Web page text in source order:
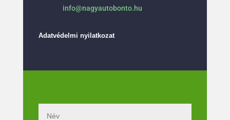
info@nagyautobonto.hu
Adatvédelmi nyilatkozat